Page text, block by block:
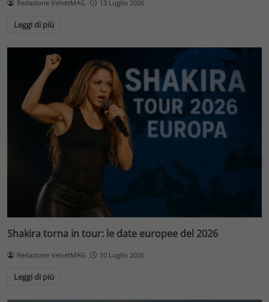
Redazione VelvetMAG 13 Luglio 2026
Leggi di più
Shakira torna in tour: le date europee del 2026
Redazione VelvetMAG 10 Luglio 2026
Leggi di più